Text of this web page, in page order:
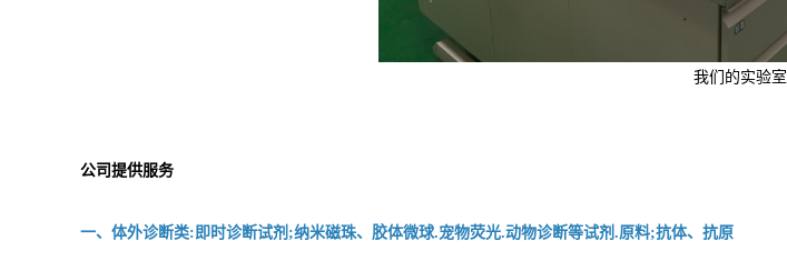
我们的实验室
公司提供服务
一、体外诊断类:即时诊断试剂;纳米磁珠、胶体微球.宠物荧光.动物诊断等试剂.原料;抗体、抗原